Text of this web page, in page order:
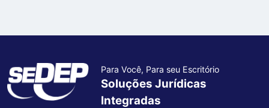
Para Você, Para seu Escritório
Soluções Jurídicas
Integradas